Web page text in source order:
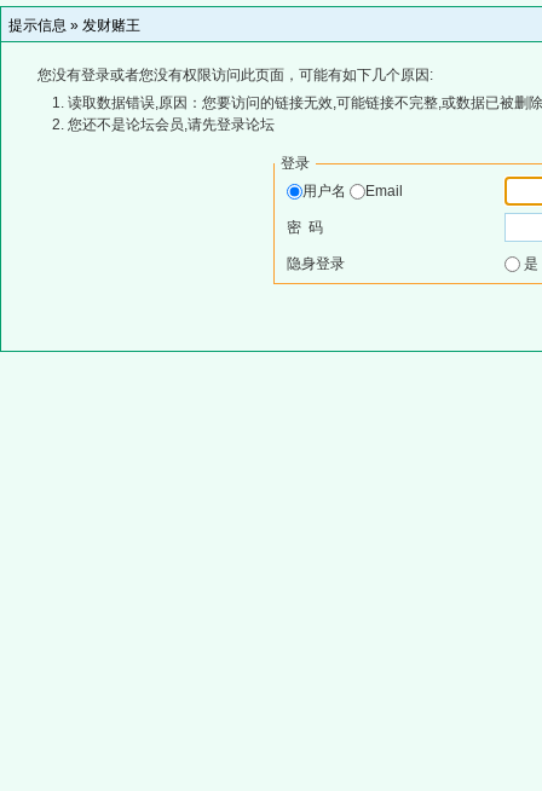
提示信息 » 发财赌王
您没有登录或者您没有权限访问此页面，可能有如下几个原因:
读取数据错误,原因：您要访问的链接无效,可能链接不完整,或数据已被删
您还不是论坛会员,请先登录论坛
登录
用户名
Email
密 码
隐身登录